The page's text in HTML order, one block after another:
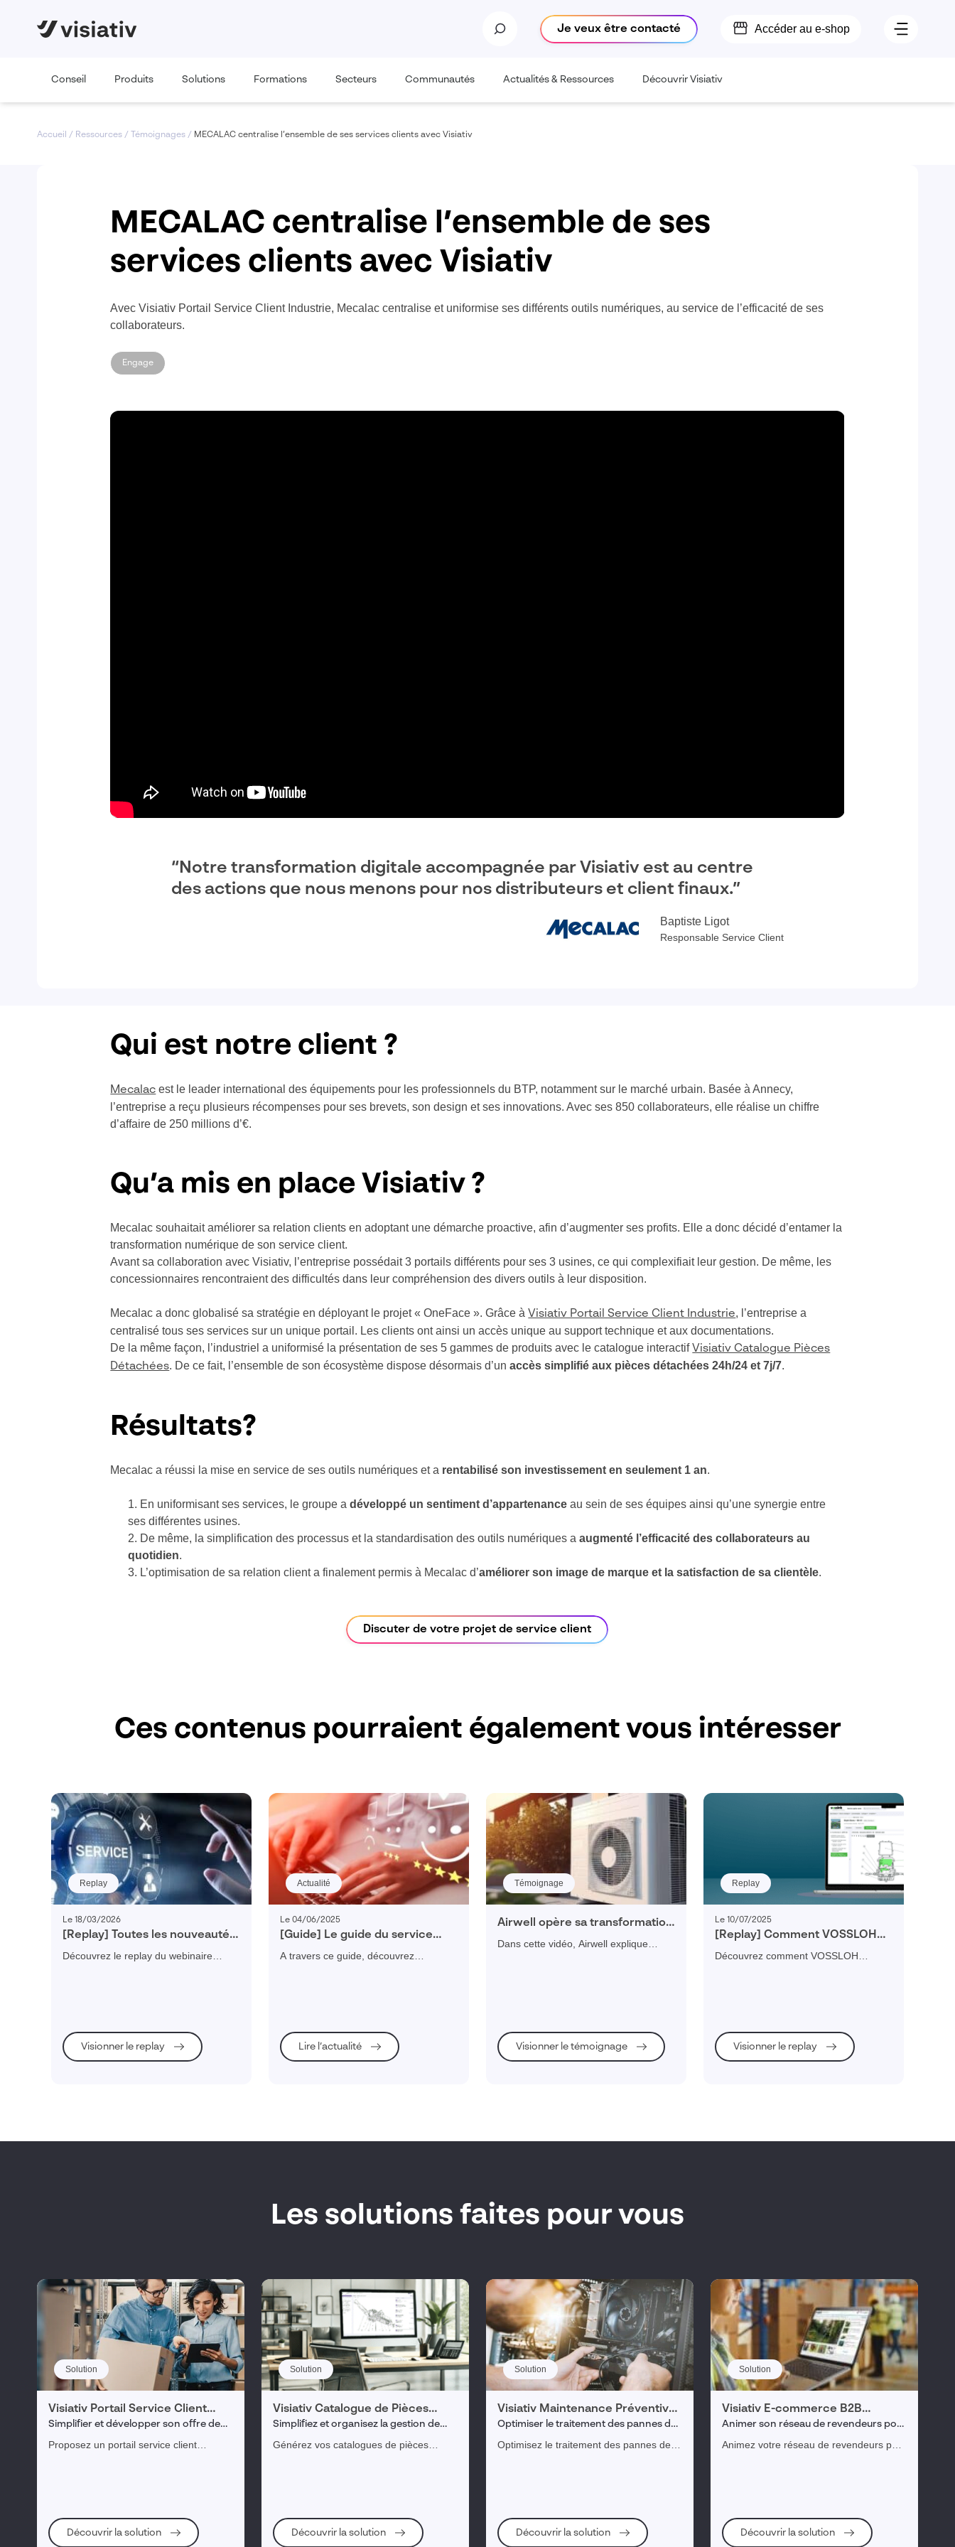
Je veux être contacté Accéder au e-shop
Conseil Produits Solutions Formations Secteurs Communautés Actualités & Ressources Découvrir Visiativ
Accueil / Ressources / Témoignages / MECALAC centralise l’ensemble de ses services clients avec Visiativ
MECALAC centralise l’ensemble de ses
services clients avec Visiativ
Avec Visiativ Portail Service Client Industrie, Mecalac centralise et uniformise ses différents outils numériques, au service de l’efficacité de ses
collaborateurs.
Engage
“Notre transformation digitale accompagnée par Visiativ est au centre
des actions que nous menons pour nos distributeurs et client finaux.”
Baptiste Ligot
Responsable Service Client
Qui est notre client ?
Mecalac est le leader international des équipements pour les professionnels du BTP, notamment sur le marché urbain. Basée à Annecy,
l’entreprise a reçu plusieurs récompenses pour ses brevets, son design et ses innovations. Avec ses 850 collaborateurs, elle réalise un chiffre
d’affaire de 250 millions d’€.
Qu’a mis en place Visiativ ?
Mecalac souhaitait améliorer sa relation clients en adoptant une démarche proactive, afin d’augmenter ses profits. Elle a donc décidé d’entamer la
transformation numérique de son service client.
Avant sa collaboration avec Visiativ, l’entreprise possédait 3 portails différents pour ses 3 usines, ce qui complexifiait leur gestion. De même, les
concessionnaires rencontraient des difficultés dans leur compréhension des divers outils à leur disposition.
Mecalac a donc globalisé sa stratégie en déployant le projet « OneFace ». Grâce àVisiativ Portail Service Client Industrie, l’entreprise a
centralisé tous ses services sur un unique portail. Les clients ont ainsi un accès unique au support technique et aux documentations.
De la même façon, l’industriel a uniformisé la présentation de ses 5 gammes de produits avec le catalogue interactifVisiativ Catalogue Pièces
Détachées. De ce fait, l’ensemble de son écosystème dispose désormais d’unaccès simplifié aux pièces détachées 24h/24 et 7j/7.
Résultats?
Mecalac a réussi la mise en service de ses outils numériques et a rentabilisé son investissement en seulement 1 an.
En uniformisant ses services, le groupe adéveloppé un sentiment d’appartenance au sein de ses équipes ainsi qu’une synergie entre
ses différentes usines.
De même, la simplification des processus et la standardisation des outils numériques aaugmenté l’efficacité des collaborateurs au
quotidien.
L’optimisation de sa relation client a finalement permis à Mecalac d’améliorer son image de marque et la satisfaction de sa clientèle.
Discuter de votre projet de service client
Ces contenus pourraient également vous intéresser
Replay
Le 18/03/2026
[Replay] Toutes les nouveautés
Visiativ Service Client 2026
Découvrez le replay du webinaire
Visionner le replay
Actualité
Le 04/06/2025
[Guide] Le guide du service
client B2B performant
A travers ce guide, découvrez
Lire l’actualité
Témoignage
Airwell opère sa transformation
digitale grâce à Visiativ Service
Dans cette vidéo, Airwell explique
solution PIM/DAM, ou encore
l'accompagnement sur la partie
cybersécurité.
Visionner le témoignage
Replay
Le 10/07/2025
[Replay] Comment VOSSLOH
digitalise son service client au
Découvrez comment VOSSLOH
Visionner le replay
Les solutions faites pour vous
Solution
Visiativ Portail Service Client
Industrie
Simplifier et développer son offre de
service clients en 24/7
Proposez un portail service client
Découvrir la solution
Solution
Visiativ Catalogue de Pièces
Détachées
Simplifiez et organisez la gestion de
vos catalogues de pièces détachées et
Générez vos catalogues de pièces
Découvrir la solution
Solution
Visiativ Maintenance Préventive
Conditionnelle
Optimiser le traitement des pannes de
ses équipements et augmenter la vente
Optimisez le traitement des pannes de
Découvrir la solution
Solution
Visiativ E-commerce B2B
Industrie
Animer son réseau de revendeurs pour
développer de nouveaux marchés
Animez votre réseau de revendeurs pour
Découvrir la solution